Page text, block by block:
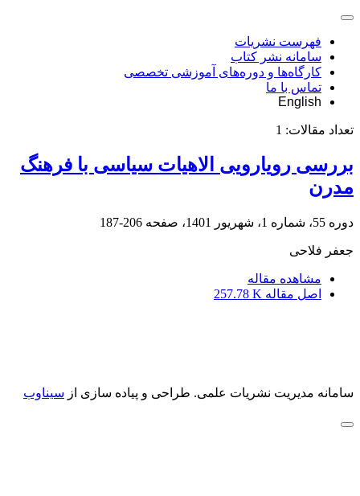
فهرست نشریات
سامانه نشر کتاب
کارگاه‌ها و دوره‌های آموزشی تخصصی
تماس با ما
English
تعداد مقالات: 1
بررسی رویارویی الاهیات سیاسی با فرهنگ
مدرن
دوره 55، شماره 1، شهریور 1401، صفحه 206-187
جعفر فلاحی
مشاهده مقاله
اصل مقاله 257.78 K
سامانه مدیریت نشریات علمی. طراحی و پیاده سازی از سیناوب